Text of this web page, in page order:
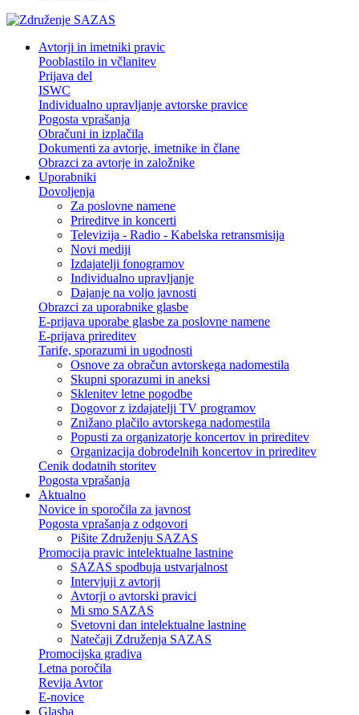
Avtorji in imetniki pravic
Pooblastilo in včlanitev
Prijava del
ISWC
Individualno upravljanje avtorske pravice
Pogosta vprašanja
Obračuni in izplačila
Dokumenti za avtorje, imetnike in člane
Obrazci za avtorje in založnike
Uporabniki
Dovoljenja
Za poslovne namene
Prireditve in koncerti
Televizija - Radio - Kabelska retransmisija
Novi mediji
Izdajatelji fonogramov
Individualno upravljanje
Dajanje na voljo javnosti
Obrazci za uporabnike glasbe
E-prijava uporabe glasbe za poslovne namene
E-prijava prireditev
Tarife, sporazumi in ugodnosti
Osnove za obračun avtorskega nadomestila
Skupni sporazumi in aneksi
Sklenitev letne pogodbe
Dogovor z izdajatelji TV programov
Znižano plačilo avtorskega nadomestila
Popusti za organizatorje koncertov in prireditev
Organizacija dobrodelnih koncertov in prireditev
Cenik dodatnih storitev
Pogosta vprašanja
Aktualno
Novice in sporočila za javnost
Pogosta vprašanja z odgovori
Pišite Združenju SAZAS
Promocija pravic intelektualne lastnine
SAZAS spodbuja ustvarjalnost
Intervjuji z avtorji
Avtorji o avtorski pravici
Mi smo SAZAS
Svetovni dan intelektualne lastnine
Natečaji Združenja SAZAS
Promocijska gradiva
Letna poročila
Revija Avtor
E-novice
Glasba